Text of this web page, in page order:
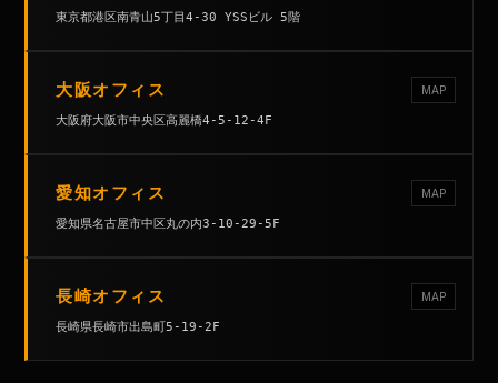
東京都港区南青山5丁目4-30 YSSビル 5階
大阪オフィス MAP
大阪府大阪市中央区高麗橋4-5-12-4F
愛知オフィス MAP
愛知県名古屋市中区丸の内3-10-29-5F
長崎オフィス MAP
長崎県長崎市出島町5-19-2F